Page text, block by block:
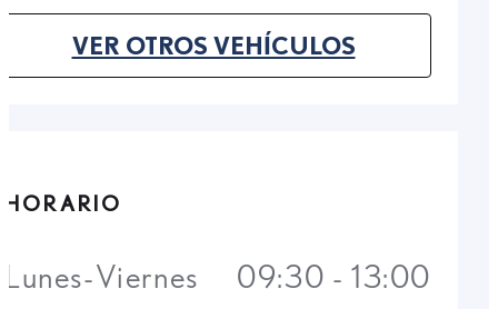
VER OTROS VEHÍCULOS
(OPENS IN NEW TAB)
HORARIO
Lunes-Viernes
09:30 - 13:00